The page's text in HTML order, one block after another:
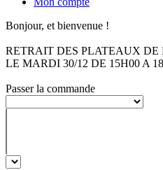
Bonjour, et bienvenue !
RETRAIT DES PLATEAUX
LE MARDI 30/12 DE 15H00 A
Passer la commande